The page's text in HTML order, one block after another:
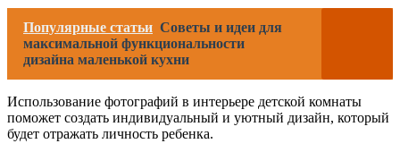
Популярные статьи Советы и идеи для
максимальной функциональности
дизайна маленькой кухни
Использование фотографий в интерьере детской комнаты
поможет создать индивидуальный и уютный дизайн, который
будет отражать личность ребенка.